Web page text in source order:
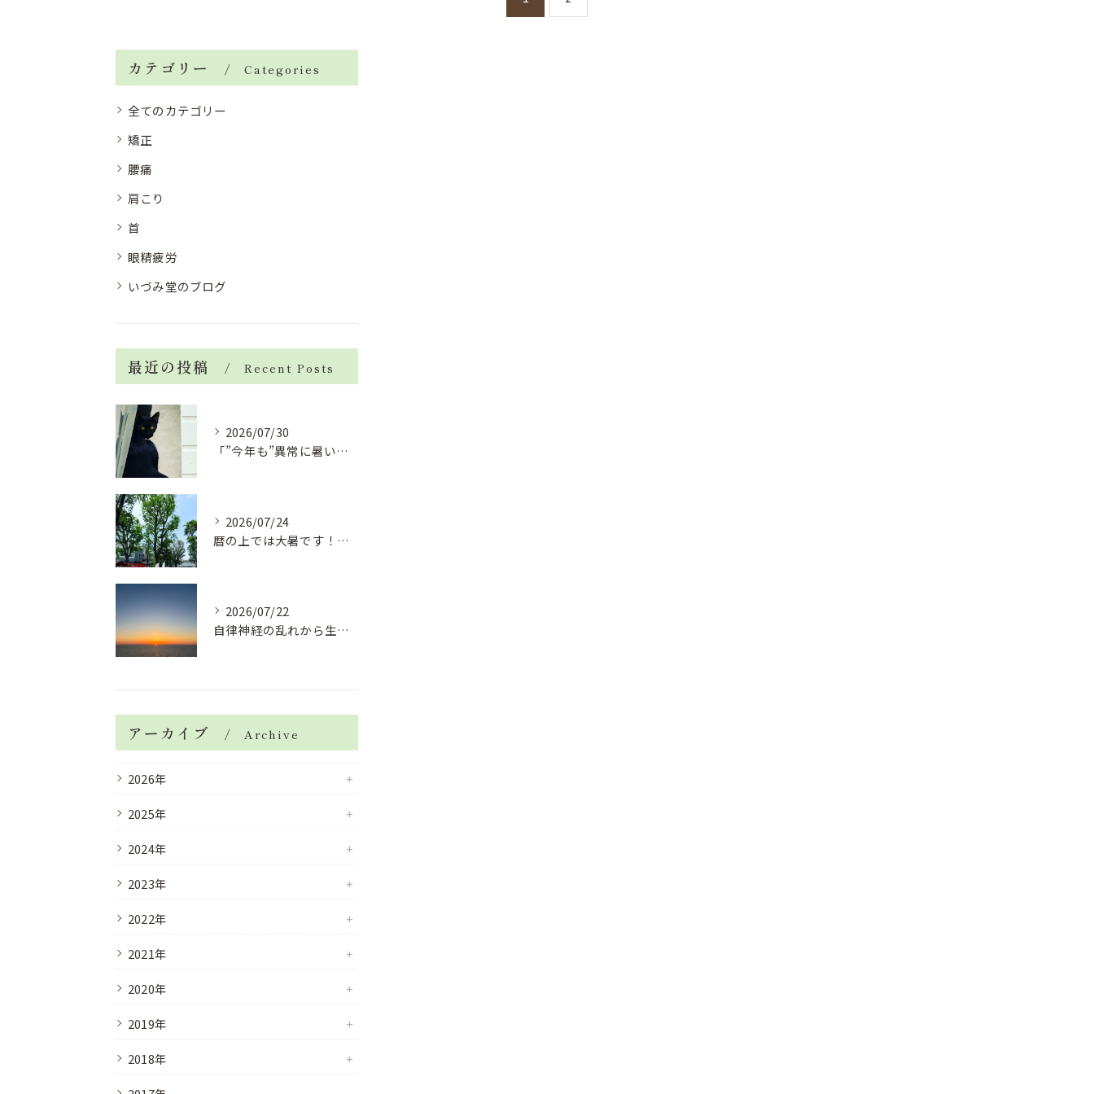
カテゴリー Categories
全てのカテゴリー
矯正
腰痛
肩こり
首
眼精疲労
いづみ堂のブログ
最近の投稿 Recent Posts
2026/07/30
「”今年も”異常に暑い夏」酷暑+冷房＝夏風邪、腰痛、ひざの痛...
2026/07/24
暦の上では大暑です！腰痛や肩こりから来る頭痛
2026/07/22
自律神経の乱れから生活習慣病、血液循環の滞り
アーカイブ Archive
2026年
2025年
2024年
2023年
2022年
2021年
2020年
2019年
2018年